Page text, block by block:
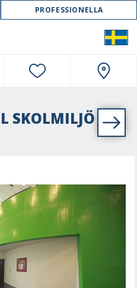
PROFESSIONELLA
SKOLMILJÖ